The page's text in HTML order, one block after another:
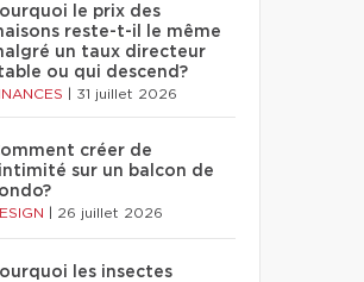
le prix des
reste-t-il le même
un taux directeur
ou qui descend?
31 juillet 2026
créer de
sur un balcon de
26 juillet 2026
les insectes